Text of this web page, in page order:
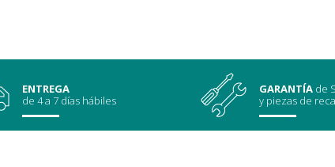
ENTREGA
de 4 a 7 días hábiles
GARANTÍA de
y piezas de